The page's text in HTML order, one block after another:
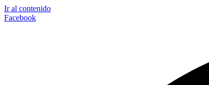
Ir al contenido
Facebook